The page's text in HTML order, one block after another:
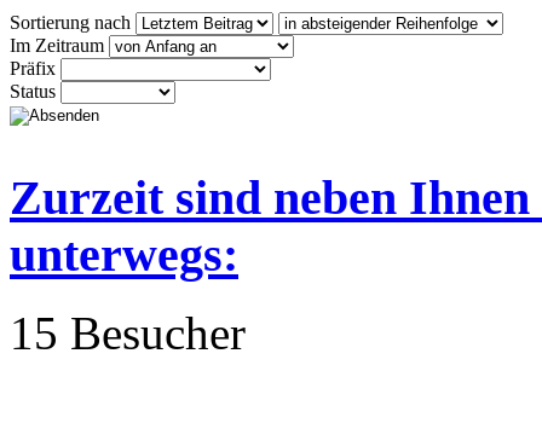
Sortierung nach
Im Zeitraum
Präfix
Status
Zurzeit sind neben
unterwegs:
15 Besucher